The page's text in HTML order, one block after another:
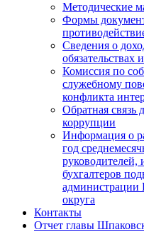
Методические
Формы
Сведения о
обязательствах
Комиссия по
служебному
конфликта
Обратная связь
коррупции
Информация о
год
руководителей,
бухгалтеров
администрации
округа
Контакты
Отчет главы